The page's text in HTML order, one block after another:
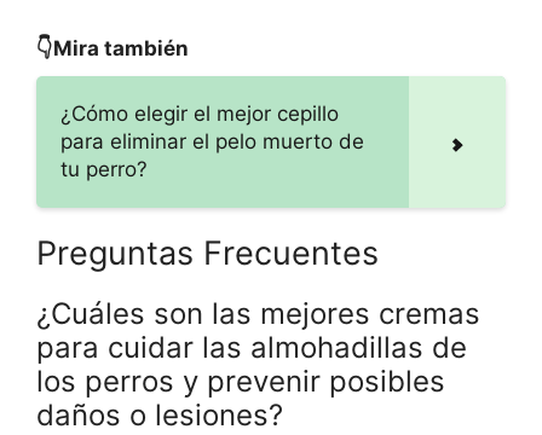
👇Mira también
¿Cómo elegir el mejor cepillo
para eliminar el pelo muerto de
tu perro?
Preguntas Frecuentes
¿Cuáles son las mejores cremas
para cuidar las almohadillas de
los perros y prevenir posibles
daños o lesiones?